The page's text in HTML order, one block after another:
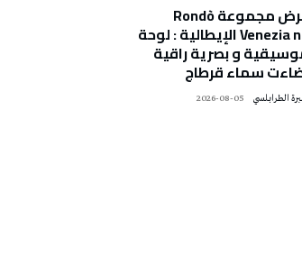
عرض مجموعة Rondò
Venezia no الإيطالية : لوحة
و بصرية راقية
سماء قرطاج
الطرابلسي 2026-08-05